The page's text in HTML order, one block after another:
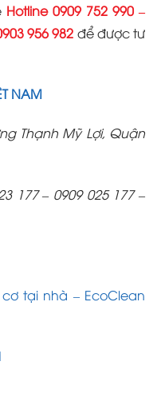
Hotline 0909 752 990 –
956 982 để được tư
NAM
Thạnh Mỹ Lợi, Quận
177 – 0909 025 177 –
tại nhà – EcoClean